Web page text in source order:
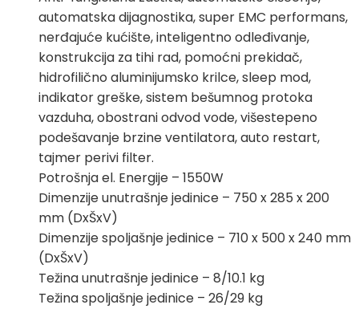
automatska dijagnostika, super EMC performans,
nerđajuće kućište, inteligentno odleđivanje,
konstrukcija za tihi rad, pomoćni prekidač,
hidrofilično aluminijumsko krilce, sleep mod,
indikator greške, sistem bešumnog protoka
vazduha, obostrani odvod vode, višestepeno
podešavanje brzine ventilatora, auto restart,
tajmer perivi filter.
Potrošnja el. Energije – 1550W
Dimenzije unutrašnje jedinice – 750 x 285 x 200
mm (DxŠxV)
Dimenzije spoljašnje jedinice – 710 x 500 x 240 mm
(DxŠxV)
Težina unutrašnje jedinice – 8/10.1 kg
Težina spoljašnje jedinice – 26/29 kg